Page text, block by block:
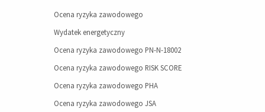
Ocena ryzyka zawodowego
Wydatek energetyczny
Ocena ryzyka zawodowego PN-N-18002
Ocena ryzyka zawodowego RISK SCORE
Ocena ryzyka zawodowego PHA
Ocena ryzyka zawodowego JSA